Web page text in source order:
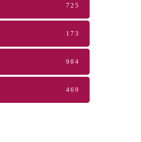
725
173
984
469